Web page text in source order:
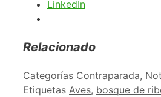
LinkedIn
Relacionado
Categorías Contraparada,
Etiquetas Aves, bosque de